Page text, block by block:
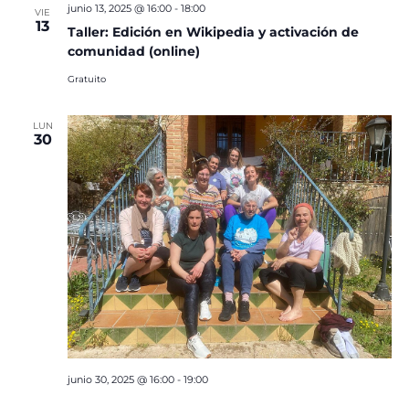
VIE
13
Taller: Edición en Wikipedia y activación de
comunidad (online)
junio 13, 2025 @ 16:00- 18:00
Gratuito
LUN
30
junio 30, 2025 @ 16:00- 19:00